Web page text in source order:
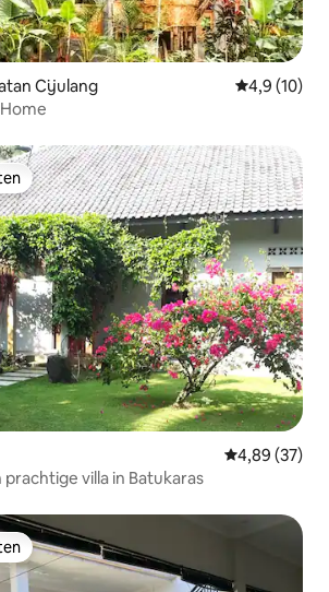
Cijulang
4,9 (10)
Gemiddelde
4,89 (37)
villa in Batukaras